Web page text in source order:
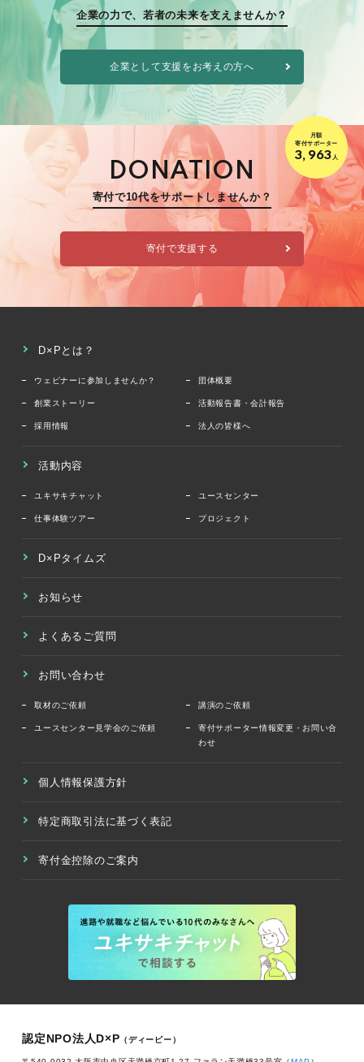
企業の力で、若者の未来を支えませんか？
企業として支援をお考えの方へ
DONATION
寄付で10代をサポートしませんか？
寄付で支援する
月額
寄付サポーター
3,963 人
D×Pとは？
ウェビナーに参加しませんか？ 団体概要
創業ストーリー 活動報告書・会計報告
採用情報 法人の皆様へ
活動内容
ユキサキチャット ユースセンター
仕事体験ツアー プロジェクト
D×Pタイムズ
お知らせ
よくあるご質問
お問い合わせ
取材のご依頼 講演のご依頼
ユースセンター見学会のご依頼
寄付サポーター情報変更・お問い合
わせ
個人情報保護方針
特定商取引法に基づく表記
寄付金控除のご案内
認定NPO法人D×P （ディーピー）